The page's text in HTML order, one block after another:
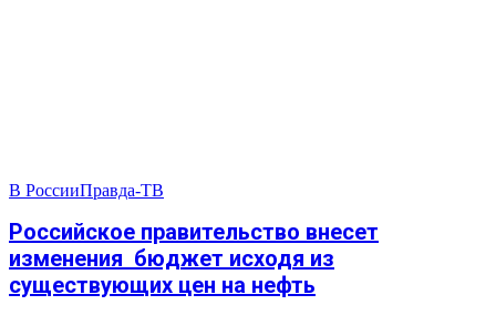
В РоссииПравда-ТВ
Российское правительство внесет
изменения бюджет исходя из
существующих цен на нефть